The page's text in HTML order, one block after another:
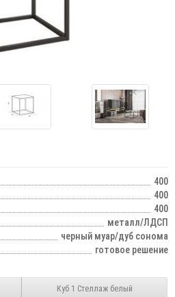
400
400
400
металл/ЛДСП
черный муар/дуб сонома
готовое решение
Куб 1 Стеллаж белый